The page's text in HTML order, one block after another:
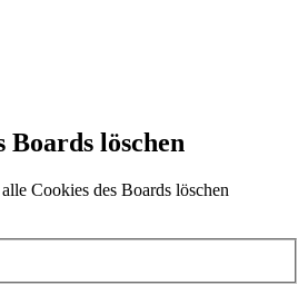
Boards löschen
Cookies des Boards löschen